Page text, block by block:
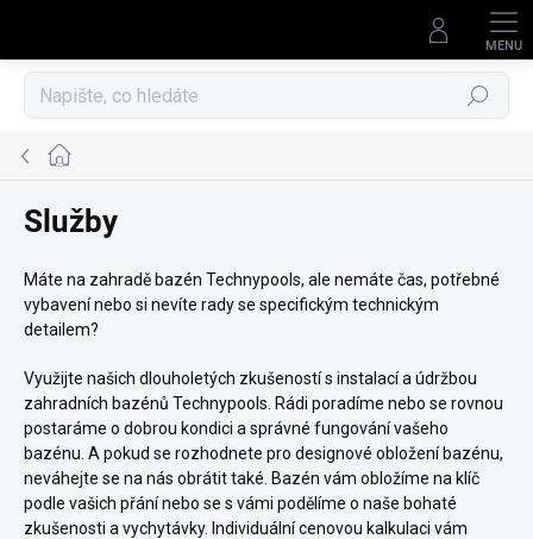
Hledat
Domů
Služby
Máte na zahradě bazén Technypools, ale nemáte čas, potřebné
vybavení nebo si nevíte rady se specifickým technickým
detailem?
Využijte našich dlouholetých zkušeností s instalací a údržbou
zahradních bazénů Technypools. Rádi poradíme nebo se rovnou
postaráme o dobrou kondici a správné fungování vašeho
bazénu. A pokud se rozhodnete pro designové obložení bazénu,
neváhejte se na nás obrátit také. Bazén vám obložíme na klíč
podle vašich přání nebo se s vámi podělíme o naše bohaté
zkušenosti a vychytávky. Individuální cenovou kalkulaci vám